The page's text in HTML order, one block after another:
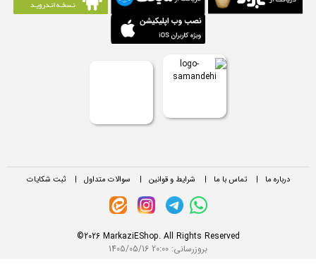
درباره ما | تماس با ما | شرایط و قوانین | سوالات متداول | ثبت شکایات
©2026 MarkaziEShop. All Rights Reserved
بروزرسانی: 1405/05/16 20:00